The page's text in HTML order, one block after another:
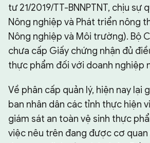
tư 21/2019/TT-BNNPTNT, chịu sự
Nông nghiệp và Phát triển nông
Nông nghiệp và Môi trường). Bộ
chưa cấp Giấy chứng nhận đủ
thực phẩm đối với doanh nghiệp
Về phân cấp quản lý, hiện nay lại
ban nhân dân các tỉnh thực hiện
giám sát an toàn vệ sinh thực
việc nêu trên đang được cơ quan